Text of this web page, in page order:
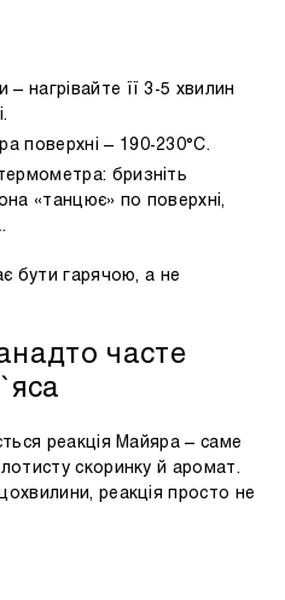
нагрівайте її 3-5 хвилин
поверхні – 190-230°C.
бризніть
«танцює» по поверхні,
бути гарячою, а не
часте
реакція Майяра – саме
скоринку й аромат.
реакція просто не